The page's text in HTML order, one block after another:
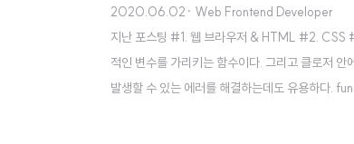
2020.06.02 · Web Frontend Developer
지난 포스팅 #1. 웹 브라우저 & HTML #2. CSS
적인 변수를 가리키는 함수이다. 그리고 클로저
발생할 수 있는 에러를 해결하는데도 유용하